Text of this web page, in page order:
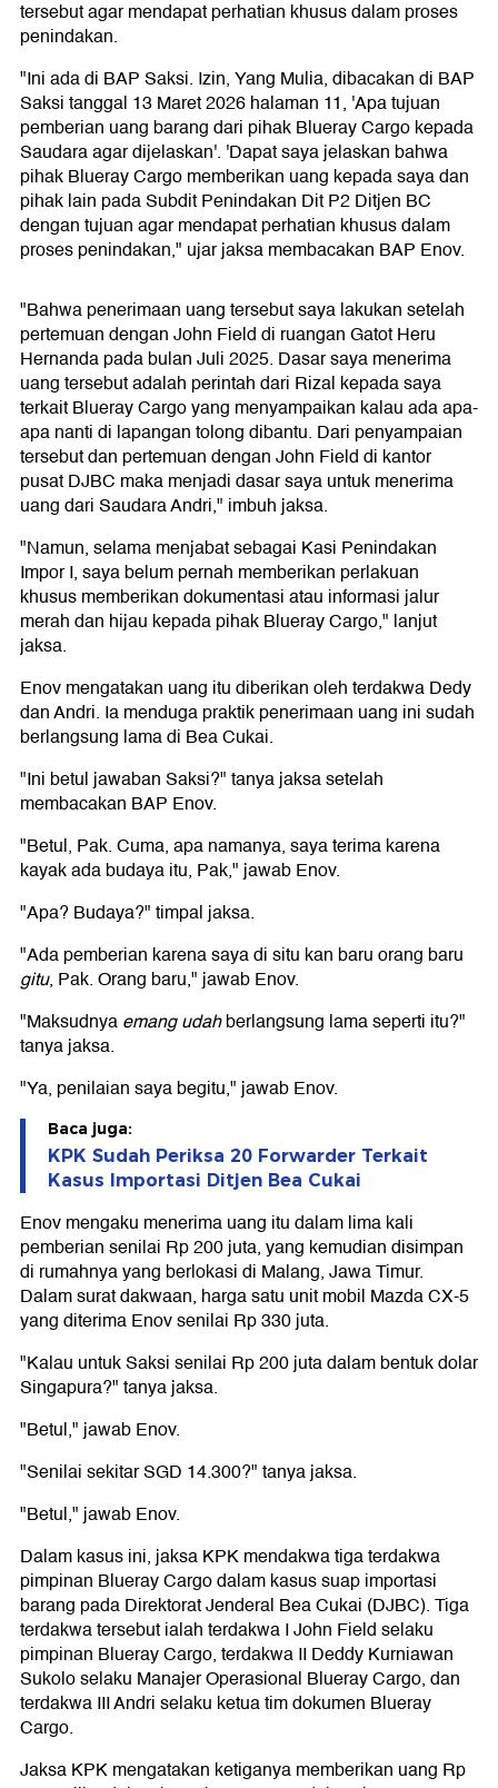
tersebut agar mendapat perhatian khusus dalam proses
penindakan.
"Ini ada di BAP Saksi. Izin, Yang Mulia, dibacakan di BAP
Saksi tanggal 13 Maret 2026 halaman 11, 'Apa tujuan
pemberian uang barang dari pihak Blueray Cargo kepada
Saudara agar dijelaskan'. 'Dapat saya jelaskan bahwa
pihak Blueray Cargo memberikan uang kepada saya dan
pihak lain pada Subdit Penindakan Dit P2 Ditjen BC
dengan tujuan agar mendapat perhatian khusus dalam
proses penindakan," ujar jaksa membacakan BAP Enov.
"Bahwa penerimaan uang tersebut saya lakukan setelah
pertemuan dengan John Field di ruangan Gatot Heru
Hernanda pada bulan Juli 2025. Dasar saya menerima
uang tersebut adalah perintah dari Rizal kepada saya
terkait Blueray Cargo yang menyampaikan kalau ada apa-
apa nanti di lapangan tolong dibantu. Dari penyampaian
tersebut dan pertemuan dengan John Field di kantor
pusat DJBC maka menjadi dasar saya untuk menerima
uang dari Saudara Andri," imbuh jaksa.
"Namun, selama menjabat sebagai Kasi Penindakan
Impor I, saya belum pernah memberikan perlakuan
khusus memberikan dokumentasi atau informasi jalur
merah dan hijau kepada pihak Blueray Cargo," lanjut
jaksa.
Enov mengatakan uang itu diberikan oleh terdakwa Dedy
dan Andri. Ia menduga praktik penerimaan uang ini sudah
berlangsung lama di Bea Cukai.
"Ini betul jawaban Saksi?" tanya jaksa setelah
membacakan BAP Enov.
"Betul, Pak. Cuma, apa namanya, saya terima karena
kayak ada budaya itu, Pak," jawab Enov.
"Apa? Budaya?" timpal jaksa.
"Ada pemberian karena saya di situ kan baru orang baru
gitu, Pak. Orang baru," jawab Enov.
"Maksudnyaemang udahberlangsung lama seperti itu?"
tanya jaksa.
"Ya, penilaian saya begitu," jawab Enov.
Baca juga:
KPK Sudah Periksa 20 Forwarder Terkait
Kasus Importasi Ditjen Bea Cukai
Enov mengaku menerima uang itu dalam lima kali
pemberian senilai Rp 200 juta, yang kemudian disimpan
di rumahnya yang berlokasi di Malang, Jawa Timur.
Dalam surat dakwaan, harga satu unit mobil Mazda CX-5
yang diterima Enov senilai Rp 330 juta.
"Kalau untuk Saksi senilai Rp 200 juta dalam bentuk dolar
Singapura?" tanya jaksa.
"Betul," jawab Enov.
"Senilai sekitar SGD 14.300?" tanya jaksa.
"Betul," jawab Enov.
Dalam kasus ini, jaksa KPK mendakwa tiga terdakwa
pimpinan Blueray Cargo dalam kasus suap importasi
barang pada Direktorat Jenderal Bea Cukai (DJBC). Tiga
terdakwa tersebut ialah terdakwa I John Field selaku
pimpinan Blueray Cargo, terdakwa II Deddy Kurniawan
Sukolo selaku Manajer Operasional Blueray Cargo, dan
terdakwa III Andri selaku ketua tim dokumen Blueray
Cargo.
Jaksa KPK mengatakan ketiganya memberikan uang Rp